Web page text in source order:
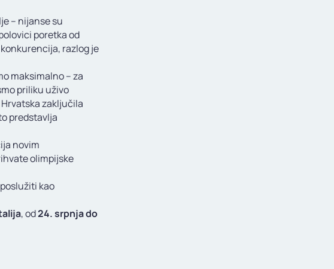
– nijanse su
poretka od
razlog je
maksimalno – za
priliku uživo
zaključila
predstavlja
novim
olimpijske
kao
, od24. srpnja do